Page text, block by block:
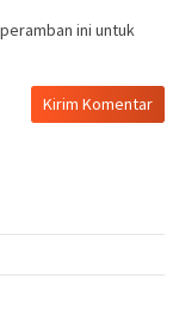
ini untuk